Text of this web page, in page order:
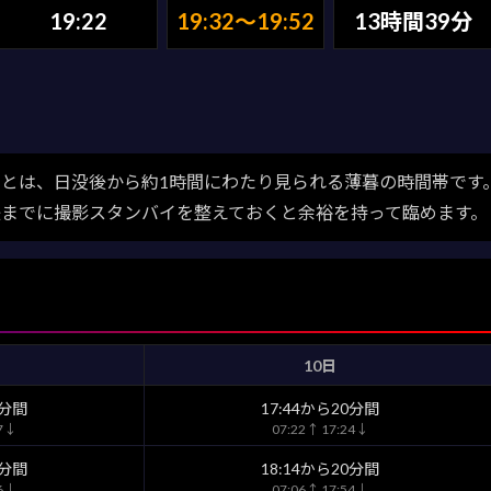
19:22 19:32〜19:52 13時間39分
は、日没後から約1時間にわたり見られる薄暮の時間帯で
でに撮影スタンバイを整えておくと余裕を持って臨めます。
10日
間 17:44から20分間
07:22↑ 17:24↓
間 18:14から20分間